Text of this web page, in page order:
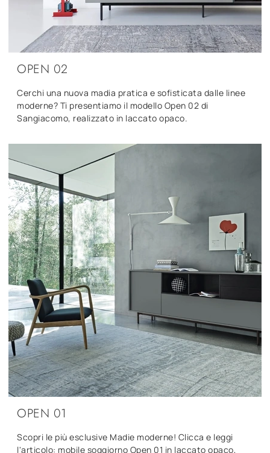
OPEN 02
Cerchi una nuova madia pratica e sofisticata dalle linee
moderne? Ti presentiamo il modello Open 02 di
Sangiacomo, realizzato in laccato opaco.
OPEN 01
Scopri le più esclusive Madie moderne! Clicca e leggi
l'articolo: mobile soggiorno Open 01 in laccato opaco,